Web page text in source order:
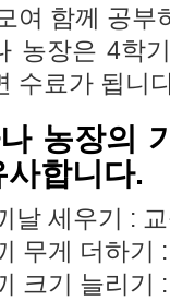
여 함께 공부
농장은 4학
수료가 됩니
농장의
사합니다.
날 세우기 :
무게 더하기
크기 늘리기